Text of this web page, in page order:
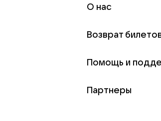
О нас
Возврат
Помощь и
Партнеры